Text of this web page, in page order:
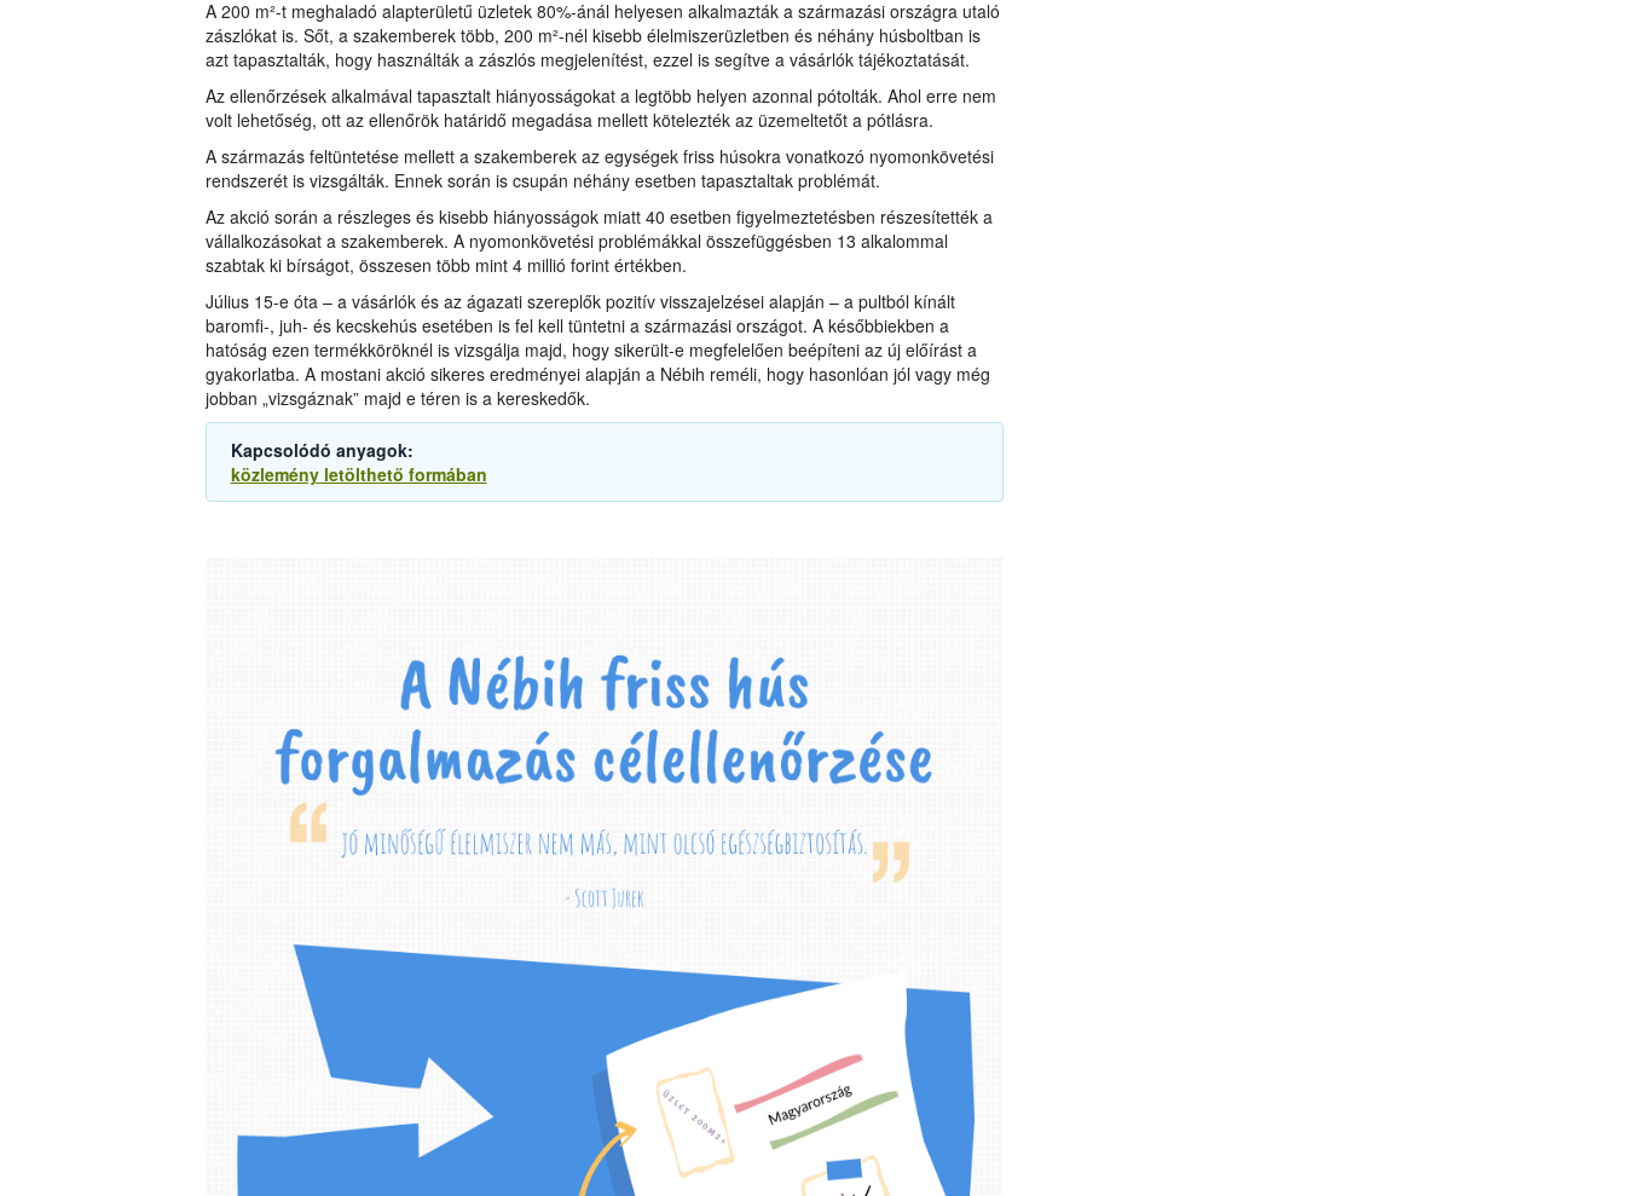
A 200 m²-t meghaladó alapterületű üzletek 80%-ánál helyesen alkalmazták a származási országra utaló
zászlókat is. Sőt, a szakemberek több, 200 m²-nél kisebb élelmiszerüzletben és néhány húsboltban is
azt tapasztalták, hogy használták a zászlós megjelenítést, ezzel is segítve a vásárlók tájékoztatását.
Az ellenőrzések alkalmával tapasztalt hiányosságokat a legtöbb helyen azonnal pótolták. Ahol erre nem
volt lehetőség, ott az ellenőrök határidő megadása mellett kötelezték az üzemeltetőt a pótlásra.
A származás feltüntetése mellett a szakemberek az egységek friss húsokra vonatkozó nyomonkövetési
rendszerét is vizsgálták. Ennek során is csupán néhány esetben tapasztaltak problémát.
Az akció során a részleges és kisebb hiányosságok miatt 40 esetben figyelmeztetésben részesítették a
vállalkozásokat a szakemberek. A nyomonkövetési problémákkal összefüggésben 13 alkalommal
szabtak ki bírságot, összesen több mint 4 millió forint értékben.
Július 15-e óta – a vásárlók és az ágazati szereplők pozitív visszajelzései alapján – a pultból kínált
baromfi-, juh- és kecskehús esetében is fel kell tüntetni a származási országot. A későbbiekben a
hatóság ezen termékköröknél is vizsgálja majd, hogy sikerült-e megfelelően beépíteni az új előírást a
gyakorlatba. A mostani akció sikeres eredményei alapján a Nébih reméli, hogy hasonlóan jól vagy még
jobban „vizsgáznak” majd e téren is a kereskedők.
Kapcsolódó anyagok:
közlemény letölthető formában